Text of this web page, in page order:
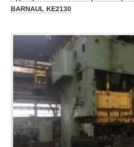
BARNAUL KE2130